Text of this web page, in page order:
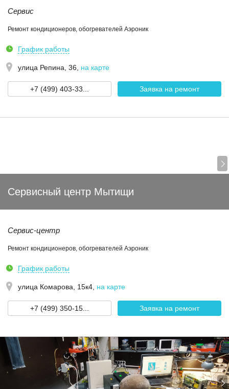
Сервис
Ремонт кондиционеров, обогревателей Аэроник
График работы
улица Репина, 36 на карте
+7 (499) 403-33... Заявка на ремонт
Сервисный центр Мытищи
Сервис-центр
Ремонт кондиционеров, обогревателей Аэроник
График работы
улица Комарова, 15к4 на карте
+7 (499) 350-15... Заявка на ремонт